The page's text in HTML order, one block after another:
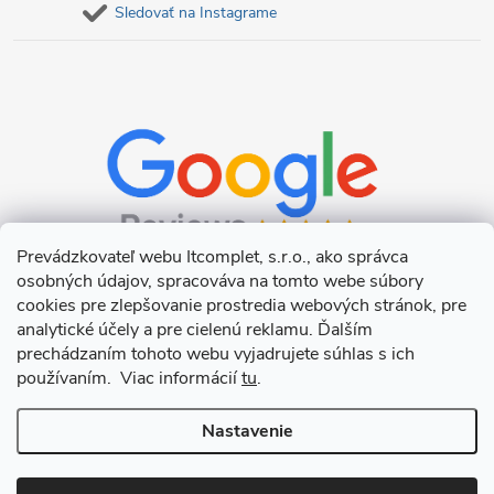
Prevádzkovateľ webu Itcomplet, s.r.o., ako správca
osobných údajov, spracováva na tomto webe súbory
cookies pre zlepšovanie prostredia webových stránok, pre
analytické účely a pre cielenú reklamu. Ďalším
prechádzaním tohoto webu vyjadrujete súhlas s ich
používaním. Viac informáciítu.
Nastavenie
Sledovať na Instagrame
Copyright 2026Itcomplet s.r.o.. Všetky práva vyhradené.Upraviť
nastavenie cookies